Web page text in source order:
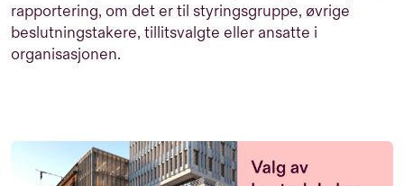
rapportering, om det er til styringsgruppe, øvrige
beslutningstakere, tillitsvalgte eller ansatte i
organisasjonen.